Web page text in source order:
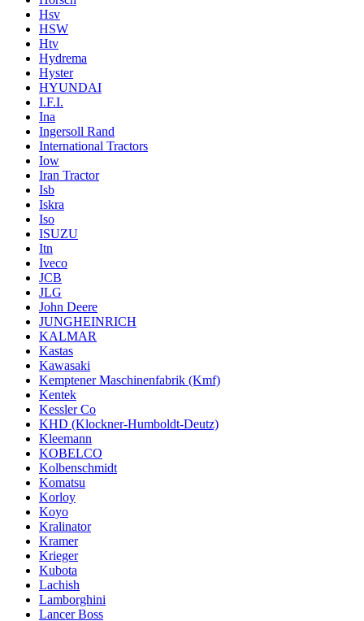
Hsv
HSW
Htv
Hydrema
Hyster
HYUNDAI
I.F.I.
Ina
Ingersoll Rand
International Tractors
Iow
Iran Tractor
Isb
Iskra
Iso
ISUZU
Itn
Iveco
JCB
JLG
John Deere
JUNGHEINRICH
KALMAR
Kastas
Kawasaki
Kemptener Maschinenfabrik (Kmf)
Kentek
Kessler Co
KHD (Klockner-Humboldt-Deutz)
Kleemann
KOBELCO
Kolbenschmidt
Komatsu
Korloy
Koyo
Kralinator
Kramer
Krieger
Kubota
Lachish
Lamborghini
Lancer Boss